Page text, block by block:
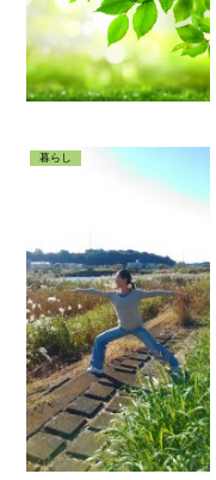
暮らし